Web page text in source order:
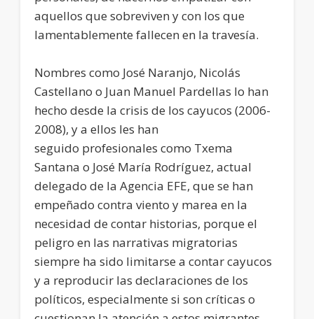
aquellos que sobreviven y con los que
lamentablemente fallecen en la travesía.
Nombres como José Naranjo, Nicolás
Castellano o Juan Manuel Pardellas lo han
hecho desde la crisis de los cayucos (2006-
2008), y a ellos les han
seguido profesionales como Txema
Santana o José María Rodríguez, actual
delegado de la Agencia EFE, que se han
empeñado contra viento y marea en la
necesidad de contar historias, porque el
peligro en las narrativas migratorias
siempre ha sido limitarse a contar cayucos
y a reproducir las declaraciones de los
políticos, especialmente si son críticas o